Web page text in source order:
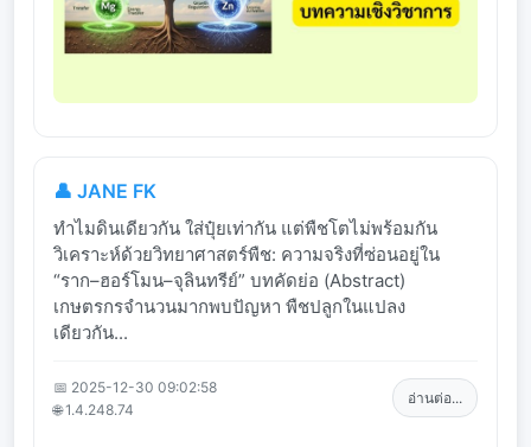
👤 JANE FK
ทำไมดินเดียวกัน ใส่ปุ๋ยเท่ากัน แต่พืชโตไม่พร้อมกัน
วิเคราะห์ด้วยวิทยาศาสตร์พืช: ความจริงที่ซ่อนอยู่ใน
“ราก–ฮอร์โมน–จุลินทรีย์” บทคัดย่อ (Abstract)
เกษตรกรจำนวนมากพบปัญหา พืชปลูกในแปลง
เดียวกัน...
📅 2025-12-30 09:02:58
🌐 1.4.248.74
อ่านต่อ...